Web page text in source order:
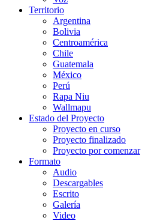
Territorio
Argentina
Bolivia
Centroamérica
Chile
Guatemala
México
Perú
Rapa Niu
Wallmapu
Estado del Proyecto
Proyecto en curso
Proyecto finalizado
Proyecto por comenzar
Formato
Audio
Descargables
Escrito
Galería
Video